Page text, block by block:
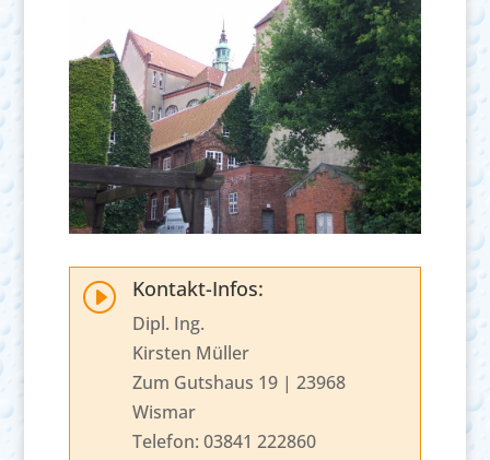
I Kontakt-Infos:
Dipl. Ing.
Kirsten Müller
Zum Gutshaus 19 | 23968
Wismar
Telefon: 03841 222860